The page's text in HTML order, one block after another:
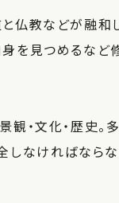
仏教などが融和
を見つめるなど
観・文化・歴史
しなければなら